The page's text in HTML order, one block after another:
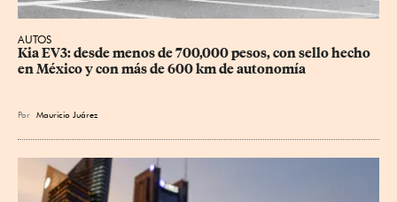
AUTOS
Kia EV3: desde menos de 700,000 pesos, con sello hecho
en México y con más de 600 km de autonomía
Por Mauricio Juárez